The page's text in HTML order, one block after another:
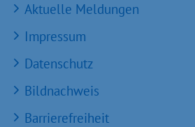
Aktuelle Meldungen
Impressum
Datenschutz
Bildnachweis
Barrierefreiheit